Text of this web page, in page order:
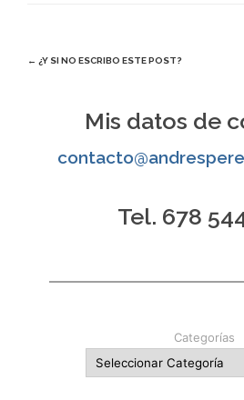
Navegación
entradas
← ¿Y SI NO ESCRIBO ESTE POST?
Mis datos de
Tel. 678
Categorías